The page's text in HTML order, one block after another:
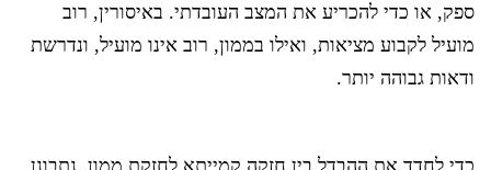
ספק, או כדי להכריע את המצב העובדתי. באיסורין, רוב
מועיל לקבוע מציאות, ואילו בממון, רוב אינו מועיל, ונדרשת
ודאות גבוהה יותר.
כדי לחדד את ההבדל בין חזקה קמייתא לחזקת ממון, נתבונן